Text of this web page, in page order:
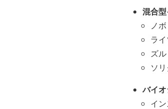
混合
ノ
ラ
ズ
ソ
バイ
イ